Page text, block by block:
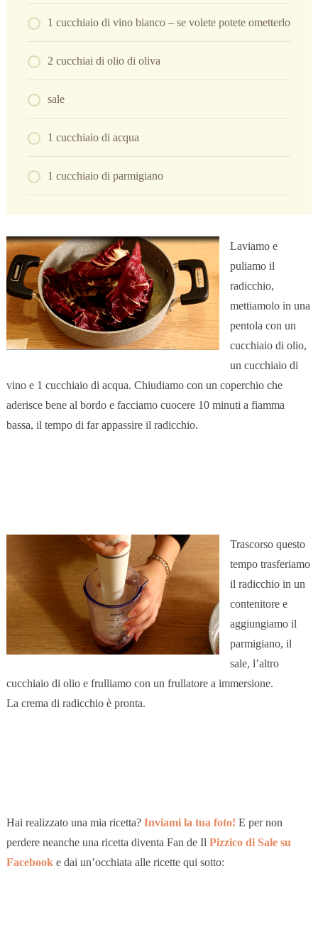
1 cucchiaio di vino bianco – se volete potete ometterlo
2 cucchiai di olio di oliva
sale
1 cucchiaio di acqua
1 cucchiaio di parmigiano
Laviamo e
puliamo il
radicchio,
mettiamolo in una
pentola con un
cucchiaio di olio,
un cucchiaio di
vino e 1 cucchiaio di acqua. Chiudiamo con un coperchio che
aderisce bene al bordo e facciamo cuocere 10 minuti a fiamma
bassa, il tempo di far appassire il radicchio.
Trascorso questo
tempo trasferiamo
il radicchio in un
contenitore e
aggiungiamo il
parmigiano, il
sale, l’altro
cucchiaio di olio e frulliamo con un frullatore a immersione.
La crema di radicchio è pronta.
Hai realizzato una mia ricetta? Inviami la tua foto! E per non
perdere neanche una ricetta diventa Fan de Il Pizzico di Sale su
Facebooke dai un’occhiata alle ricette qui sotto: